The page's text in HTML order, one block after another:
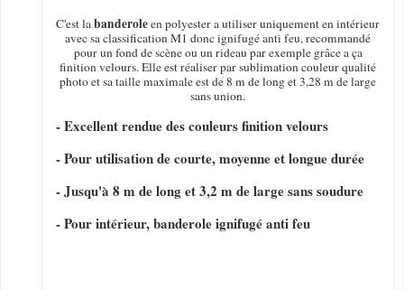
C'est labanderoleen polyester a utiliser uniquement en intérieur
avec sa classification M1 donc ignifugé anti feu, recommandé
pour un fond de scène ou un rideau par exemple grâce a ça
finition velours. Elle est réaliser par sublimation couleur qualité
photo et sa taille maximale est de 8 m de long et 3,28 m de large
sans union.
- Excellent rendue des couleurs finition velours
- Pour utilisation de courte, moyenne et longue durée
- Jusqu'à 8 m de long et 3,2 m de large sans soudure
- Pour intérieur, banderole ignifugé anti feu